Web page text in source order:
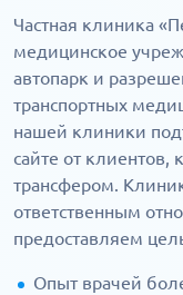
Частная клиника
медицинское
автопарк и
транспортных
нашей клиники
сайте от клиентов,
трансфером.
ответственным
предоставляем
Опыт врачей